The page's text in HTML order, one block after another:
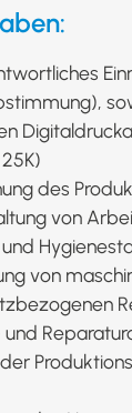
des
von
von
und